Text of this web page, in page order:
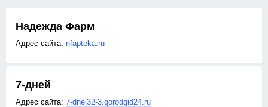
Надежда Фарм
nfapteka.ru
7-дней
7-dnej32-3.gorodgid24.ru